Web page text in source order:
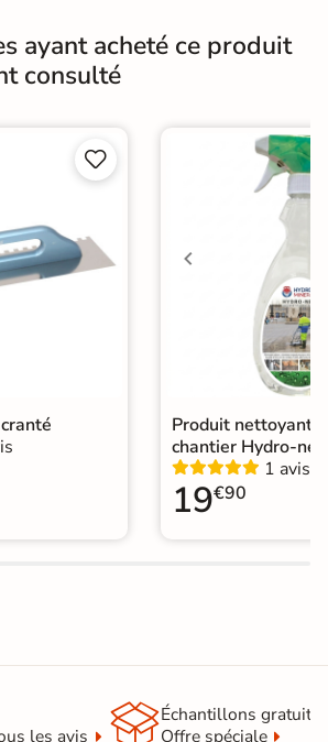
Oui
1er Choix
A coller sur chape
A coller sur ancien carrelage
ayant acheté ce produit
consulté


Produit nettoyant
chantier Hydro-net
1 avis
19€90
les avis
Échantillons gratuit
Offre spéciale